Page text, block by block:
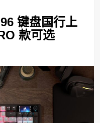
键盘国行上
款可选